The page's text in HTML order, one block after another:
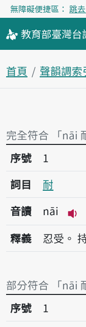
無障礙便捷區： 跳
教育部臺灣台
首頁 聲韻調索
完全符合 「nāi
序號1耐
序號
1
詞目
耐
音讀
nāi
播
釋義 忍受。
部分符合 「nāi
序號1忍耐
序號
1